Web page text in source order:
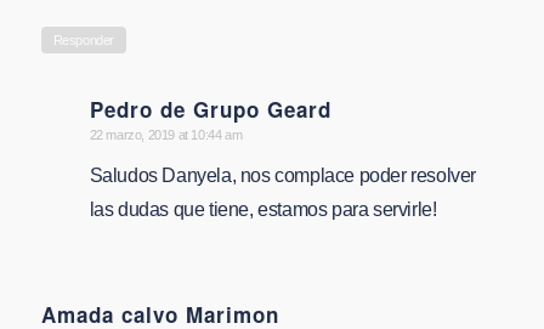
Responder
Pedro de Grupo Geard
says:
22 marzo, 2019 at 10:44 am
Saludos Danyela, nos complace poder resolver
las dudas que tiene, estamos para servirle!
Amada calvo Marimon